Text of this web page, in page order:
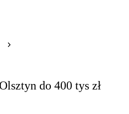
do 400 tys zł